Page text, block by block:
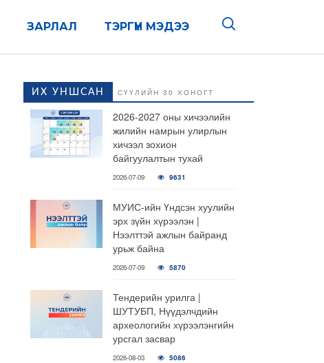
ТЭРГҮҮН МЭДЭЭ
ЗАРЛАЛ
ИХ УНШСАН СҮҮЛИЙН 30 ХОНОГТ
2026-2027 оны хичээлийн
жилийн намрын улирлын
хичээл зохион
байгуулалтын тухай
2026-07-09 9631
МУИС-ийн Үндсэн хуулийн
эрх зүйн хүрээлэн |
Нээлттэй ажлын байранд
урьж байна
2026-07-09 5870
Тендерийн урилга |
ШУТУБП, Нүүдэлчдийн
археологийн хүрээлэнгийн
урсгал засвар
2026-08-03 5086